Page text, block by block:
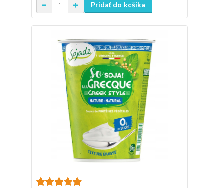
Pridať do košíka